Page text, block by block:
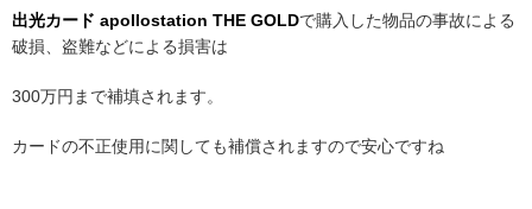
出光カード apollostation THE GOLDで購入した物品の事故による
破損、盗難などによる損害は
300万円まで補填されます。
カードの不正使用に関しても補償されますので安心ですね